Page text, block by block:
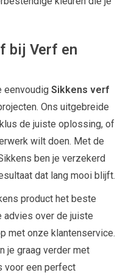
bij Verf en
eenvoudig Sikkens verf
Ons uitgebreide
de juiste oplossing, of
wilt doen. Met de
ben je verzekerd
dat lang mooi blijft.
product het beste
advies over de juiste
met onze klantenservice.
je graag verder met
voor een perfect